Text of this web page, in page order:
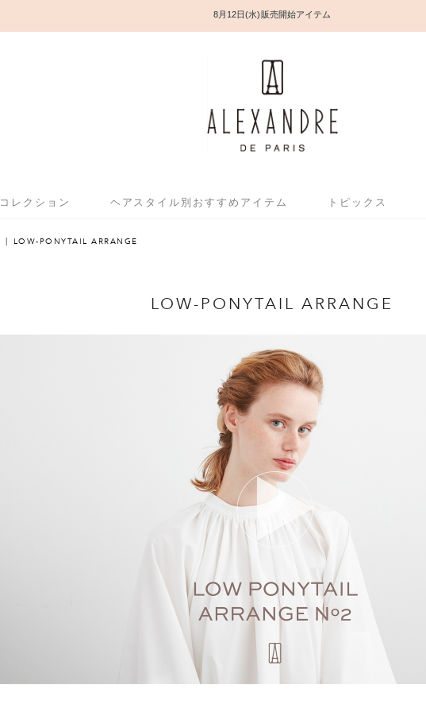
8月12日(水) 販売開始アイテム
コレクション ヘアスタイル別おすすめアイテム トピックス
LOW-PONYTAIL ARRANGE
LOW-PONYTAIL ARRANGE